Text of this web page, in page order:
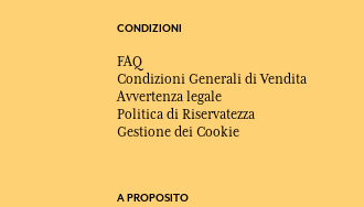
CONDIZIONI
FAQ
Condizioni Generali di Vendita
Avvertenza legale
Politica di Riservatezza
Gestione dei Cookie
A PROPOSITO